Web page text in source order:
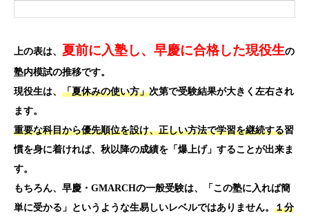
上の表は、 夏前に入塾し、早慶に合格した現役生の
塾内模試の推移です。
現役生は、 「夏休みの使い方」次第で受験結果が大きく左右され
ます。
重要な科目から優先順位を設け、正しい方法で学習を継続する習
慣を身に着ければ、秋以降の成績を「爆上げ」することが出来ま
す。
もちろん、早慶・GMARCHの一般受験は、「この塾に入れば簡
単に受かる」というような生易しいレベルではありません。 １分